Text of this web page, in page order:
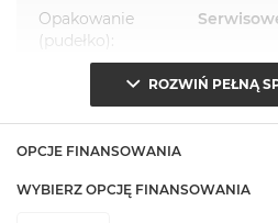
Opakowanie
(pudełko):
ROZWIŃ PEŁNĄ
OPCJE FINANSOWANIA
WYBIERZ OPCJĘ FINANSOWANIA